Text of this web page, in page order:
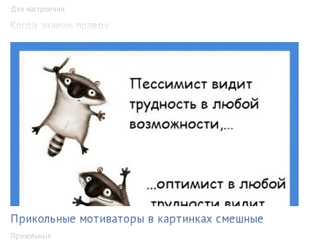
Для настроения
Когда знаешь правду
Прикольные мотиваторы в картинках смешные
Прикольные